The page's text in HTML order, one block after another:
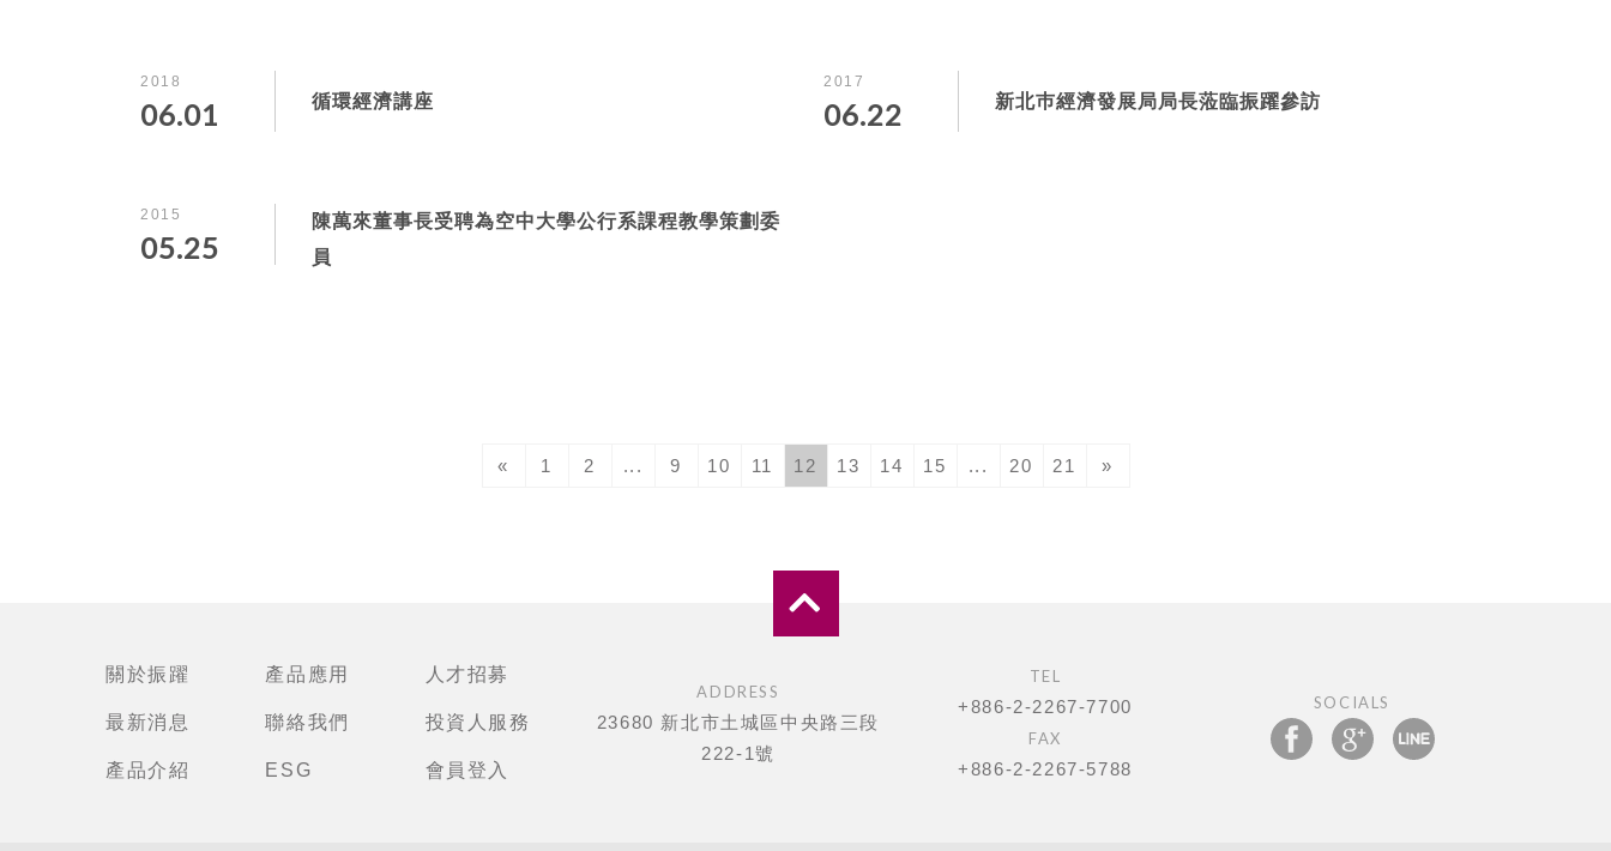
2018
06.01 循環經濟講座
2017
06.22 新北巿經濟發展局局長蒞臨振躍參訪
2015
05.25
陳萬來董事長受聘為空中大學公行系課程教學策劃委
員
« 1 2 ... 9 10 11 12 13 14 15 ... 20 21 »
關於振躍
最新消息
產品介紹
產品應用
聯絡我們
ESG
人才招募
投資人服務
會員登入
ADDRESS
23680 新北市土城區中央路三段
222-1號
TEL
+886-2-2267-7700
FAX
+886-2-2267-5788
SOCIALS